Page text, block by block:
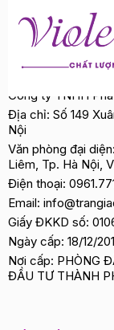
Công ty TNHH
Địa chỉ: Số 149
Nội
Văn phòng đại
Liêm, Tp. Hà Nội,
Điện thoại:
Email:
Giấy ĐKKD số:
Ngày cấp: 18/12/
Nơi cấp: PHÒNG
ĐẦU TƯ THÀNH